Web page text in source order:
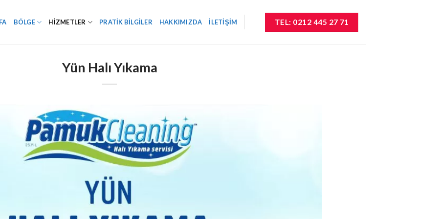
BÖLGE HIZMETLER PRATIK BILGILER HAKKIMIZDA İLETIŞIM TEL: 0212 445 27 71
Yün Halı Yıkama